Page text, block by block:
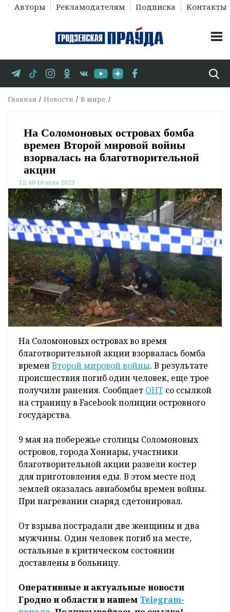
Авторы Рекламодателям Подписка Контакты
Главная Новости В мире
На Соломоновых островах бомба
времен Второй мировой войны
взорвалась на благотворительной
акции
12:40 10 мая 2021
На Соломоновых островах во время
благотворительной акции взорвалась бомба
времен Второй мировой войны. В результате
происшествия погиб один человек, еще трое
получили ранения. Сообщает ОНТ со ссылкой
на страницу в Facebook полиции островного
государства.
9 мая на побережье столицы Соломоновых
островов, города Хониары, участники
благотворительной акции развели костер
для приготовления еды. В этом месте под
землей оказалась авиабомбы времен войны.
При нагревании снаряд сдетонировал.
От взрыва пострадали две женщины и два
мужчины. Один человек погиб на месте,
остальные в критическом состоянии
доставлены в больницу.
Оперативные и актуальные новости
Гродно и области в нашем Telegram-